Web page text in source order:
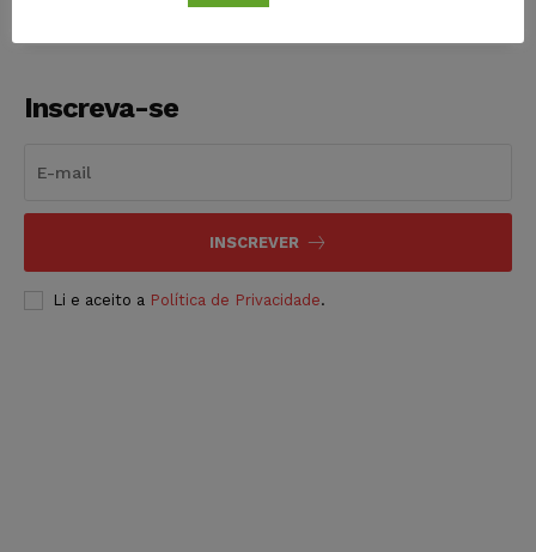
Inscreva-se
INSCREVER
Li e aceito a Política de Privacidade.